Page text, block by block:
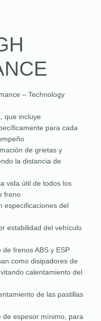
– Technology
que incluye
para cada
de grietas y
la distancia de
vida útil de todos los
freno
especificaciones del
estabilidad del vehículo
frenos ABS y ESP
como disipadores de
calentamiento del
de las pastillas
de espesor mínimo, para